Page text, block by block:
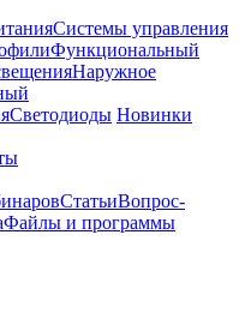
Системы управления
Функциональный
Наружное
Светодиоды Новинки
СтатьиВопрос-
Файлы и программы